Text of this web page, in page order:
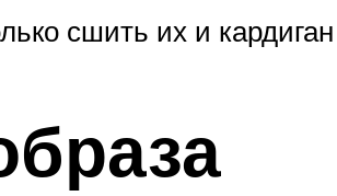
сшить их и кардиган